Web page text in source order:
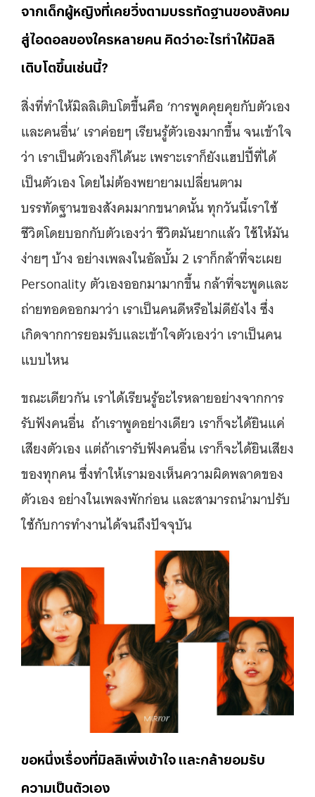
จากเด็กผู้หญิงที่เคยวิ่งตามบรรทัดฐานของสังคม
สู่ไอดอลของใครหลายคน คิดว่าอะไรทำให้มิลลิ
เติบโตขึ้นเช่นนี้?
สิ่งที่ทำให้มิลลิเติบโตขึ้นคือ ‘การพูดคุยคุยกับตัวเอง
และคนอื่น’ เราค่อยๆ เรียนรู้ตัวเองมากขึ้น จนเข้าใจ
ว่า เราเป็นตัวเองก็ได้นะ เพราะเราก็ยังแฮปปี้ที่ได้
เป็นตัวเอง โดยไม่ต้องพยายามเปลี่ยนตาม
บรรทัดฐานของสังคมมากขนาดนั้น ทุกวันนี้เราใช้
ชีวิตโดยบอกกับตัวเองว่า ชีวิตมันยากแล้ว ใช้ให้มัน
ง่ายๆ บ้าง อย่างเพลงในอัลบั้ม 2 เราก็กล้าที่จะเผย
Personality ตัวเองออกมามากขึ้น กล้าที่จะพูดและ
ถ่ายทอดออกมาว่า เราเป็นคนดีหรือไม่ดียังไง ซึ่ง
เกิดจากการยอมรับและเข้าใจตัวเองว่า เราเป็นคน
แบบไหน
ขณะเดียวกัน เราได้เรียนรู้อะไรหลายอย่างจากการ
รับฟังคนอื่น ถ้าเราพูดอย่างเดียว เราก็จะได้ยินแค่
เสียงตัวเอง แต่ถ้าเรารับฟังคนอื่น เราก็จะได้ยินเสียง
ของทุกคน ซึ่งทำให้เรามองเห็นความผิดพลาดของ
ตัวเอง อย่างในเพลงพักก่อน และสามารถนำมาปรับ
ใช้กับการทำงานได้จนถึงปัจจุบัน
ขอหนึ่งเรื่องที่มิลลิเพิ่งเข้าใจ และกล้ายอมรับ
ความเป็นตัวเอง